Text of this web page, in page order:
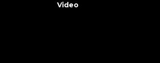
Video